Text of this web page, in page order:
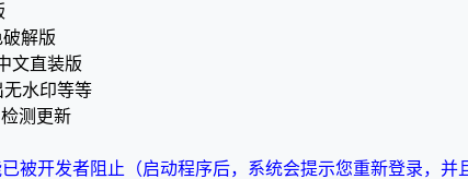
破解版
文直装版
水印等等
测更新
被开发者阻止（启动程序后，系统会提示您重新登录，